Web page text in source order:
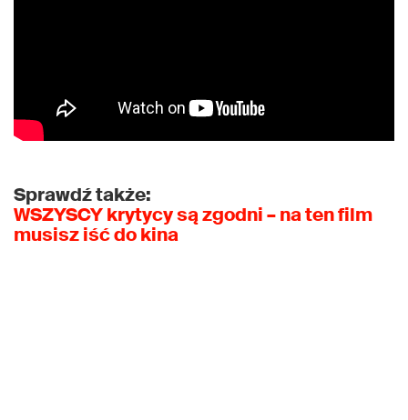
Sprawdź także:
WSZYSCY krytycy są zgodni – na ten film
musisz iść do kina